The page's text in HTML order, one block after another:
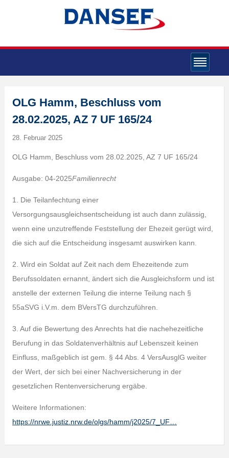
OLG Hamm, Beschluss vom
28.02.2025, AZ 7 UF 165/24
28. Februar 2025
OLG Hamm, Beschluss vom 28.02.2025, AZ 7 UF 165/24
Ausgabe: 04-2025Familienrecht
1. Die Teilanfechtung einer
Versorgungsausgleichsentscheidung ist auch dann zulässig,
wenn eine unzutreffende Feststellung der Ehezeit gerügt wird,
die sich auf die Entscheidung insgesamt auswirken kann.
2. Wird ein Soldat auf Zeit nach dem Ehezeitende zum
Berufssoldaten ernannt, ändert sich die Ausgleichsform und ist
anstelle der externen Teilung die interne Teilung nach §
55aSVG i.V.m. dem BVersTG durchzuführen.
3. Auf die Bewertung des Anrechts hat die nachehezeitliche
Berufung in das Soldatenverhältnis auf Lebenszeit keinen
Einfluss, maßgeblich ist gem. § 44 Abs. 4 VersAusglG weiter
der Wert, der sich bei einer Nachversicherung in der
gesetzlichen Rentenversicherung ergäbe.
Weitere Informationen:
https://nrwe.justiz.nrw.de/olgs/hamm/j2025/7_UF…